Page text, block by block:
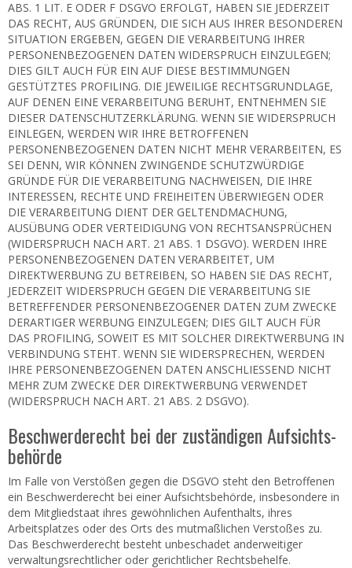
ABS. 1 LIT. E ODER F DSGVO ERFOLGT, HABEN SIE JEDERZEIT
DAS RECHT, AUS GRÜNDEN, DIE SICH AUS IHRER BESONDEREN
SITUATION ERGEBEN, GEGEN DIE VERARBEITUNG IHRER
PERSONENBEZOGENEN DATEN WIDERSPRUCH EINZULEGEN;
DIES GILT AUCH FÜR EIN AUF DIESE BESTIMMUNGEN
GESTÜTZTES PROFILING. DIE JEWEILIGE RECHTSGRUNDLAGE,
AUF DENEN EINE VERARBEITUNG BERUHT, ENTNEHMEN SIE
DIESER DATENSCHUTZERKLÄRUNG. WENN SIE WIDERSPRUCH
EINLEGEN, WERDEN WIR IHRE BETROFFENEN
PERSONENBEZOGENEN DATEN NICHT MEHR VERARBEITEN, ES
SEI DENN, WIR KÖNNEN ZWINGENDE SCHUTZWÜRDIGE
GRÜNDE FÜR DIE VERARBEITUNG NACHWEISEN, DIE IHRE
INTERESSEN, RECHTE UND FREIHEITEN ÜBERWIEGEN ODER
DIE VERARBEITUNG DIENT DER GELTENDMACHUNG,
AUSÜBUNG ODER VERTEIDIGUNG VON RECHTSANSPRÜCHEN
(WIDERSPRUCH NACH ART. 21 ABS. 1 DSGVO). WERDEN IHRE
PERSONENBEZOGENEN DATEN VERARBEITET, UM
DIREKTWERBUNG ZU BETREIBEN, SO HABEN SIE DAS RECHT,
JEDERZEIT WIDERSPRUCH GEGEN DIE VERARBEITUNG SIE
BETREFFENDER PERSONENBEZOGENER DATEN ZUM ZWECKE
DERARTIGER WERBUNG EINZULEGEN; DIES GILT AUCH FÜR
DAS PROFILING, SOWEIT ES MIT SOLCHER DIREKTWERBUNG IN
VERBINDUNG STEHT. WENN SIE WIDERSPRECHEN, WERDEN
IHRE PERSONENBEZOGENEN DATEN ANSCHLIESSEND NICHT
MEHR ZUM ZWECKE DER DIREKTWERBUNG VERWENDET
(WIDERSPRUCH NACH ART. 21 ABS. 2 DSGVO).
Beschwerde­recht bei der zuständigen Aufsichts­
behörde
Im Falle von Verstößen gegen die DSGVO steht den Betroffenen
ein Beschwerderecht bei einer Aufsichtsbehörde, insbesondere in
dem Mitgliedstaat ihres gewöhnlichen Aufenthalts, ihres
Arbeitsplatzes oder des Orts des mutmaßlichen Verstoßes zu.
Das Beschwerderecht besteht unbeschadet anderweitiger
verwaltungsrechtlicher oder gerichtlicher Rechtsbehelfe.